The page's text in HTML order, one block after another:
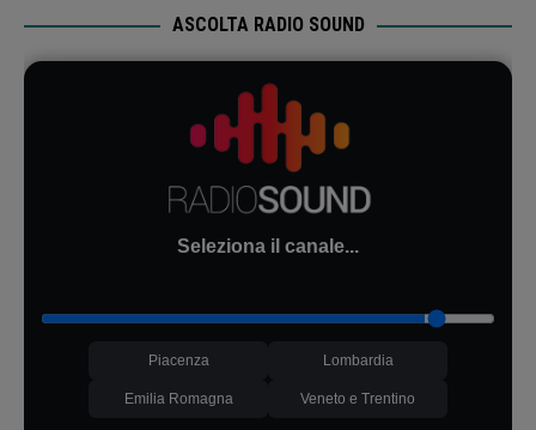
ASCOLTA RADIO SOUND
Seleziona il canale...
Piacenza Lombardia
Emilia Romagna Veneto e Trentino